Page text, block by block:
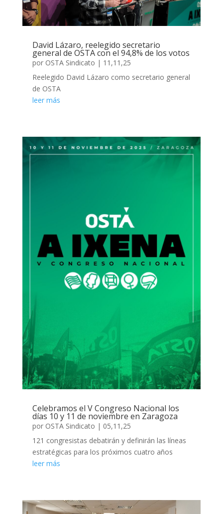
David Lázaro, reelegido secretario
general de OSTA con el 94,8% de los votos
por OSTA Sindicato | 11,11,25
Reelegido David Lázaro como secretario general
de OSTA
leer más
Celebramos el V Congreso Nacional los
días 10 y 11 de noviembre en Zaragoza
por OSTA Sindicato | 05,11,25
121 congresistas debatirán y definirán las líneas
estratégicas para los próximos cuatro años
leer más